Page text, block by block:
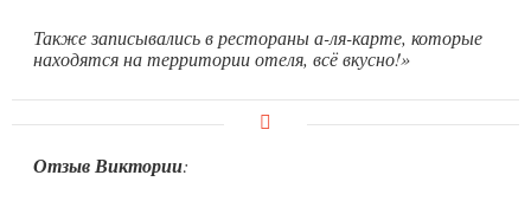
Также записывались в рестораны а-ля-карте, которые
находятся на территории отеля, всё вкусно!»
Отзыв Виктории: